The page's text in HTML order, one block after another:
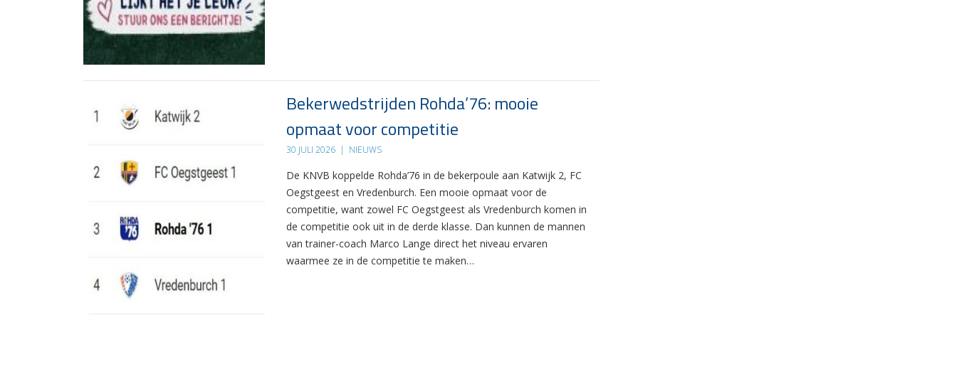
Bekerwedstrijden Rohda’76: mooie
opmaat voor competitie
30 JULI 2026 | NIEUWS
De KNVB koppelde Rohda’76 in de bekerpoule aan Katwijk 2, FC
Oegstgeest en Vredenburch. Een mooie opmaat voor de
competitie, want zowel FC Oegstgeest als Vredenburch komen in
de competitie ook uit in de derde klasse. Dan kunnen de mannen
van trainer-coach Marco Lange direct het niveau ervaren
waarmee ze in de competitie te maken…